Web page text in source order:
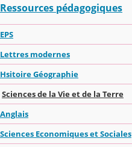
Ressources pédagogiques
EPS
Lettres modernes
Hsitoire Géographie
Sciences de la Vie et de la Terre
Anglais
Sciences Economiques et Sociales